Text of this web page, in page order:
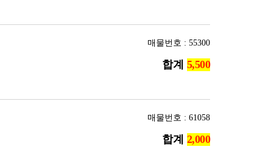
매물번호 : 55300
합계
매물번호 : 61058
합계